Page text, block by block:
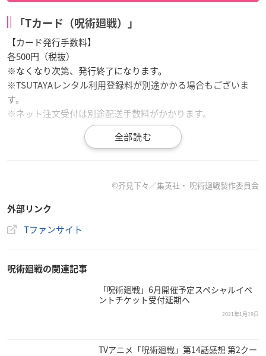
「Tカード（呪術廻戦）」
【カード発行手数料】
各500円（税抜）
※なくなり次第、発行終了になります。
※TSUTAYAレンタル利用登録料が別途かかる場合もございま
す。
※ネット注文受付は別途配送手数料がかかります。
※2021年2月1日(月)までにお申し込みの方は、2021年2月2日
(火)以降のお届けとなります。
申込はこちらから
©芥見下々／集英社・ 呪術廻戦製作委員会
外部リンク
Tファンサイト
呪術廻戦の関連記事
「呪術廻戦」6月開催予定スペシャルイベ
ントチケット受付延期へ
2021年1月19日
TVアニメ「呪術廻戦」第14話感想 第2クー